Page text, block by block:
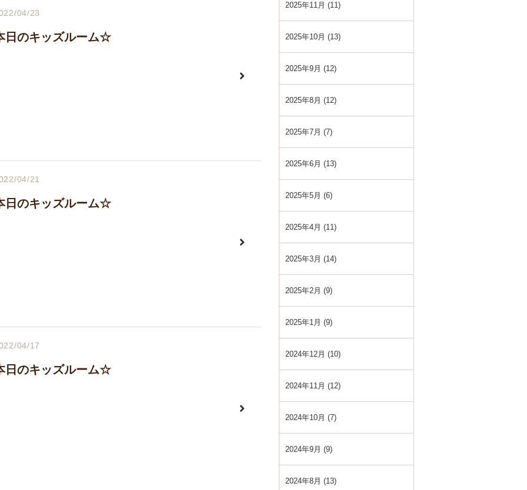
04/23
日のキッズルーム☆
04/21
日のキッズルーム☆
04/17
日のキッズルーム☆
2025年11月 (11)
2025年10月 (13)
2025年9月 (12)
2025年8月 (12)
2025年7月 (7)
2025年6月 (13)
2025年5月 (6)
2025年4月 (11)
2025年3月 (14)
2025年2月 (9)
2025年1月 (9)
2024年12月 (10)
2024年11月 (12)
2024年10月 (7)
2024年9月 (9)
2024年8月 (13)